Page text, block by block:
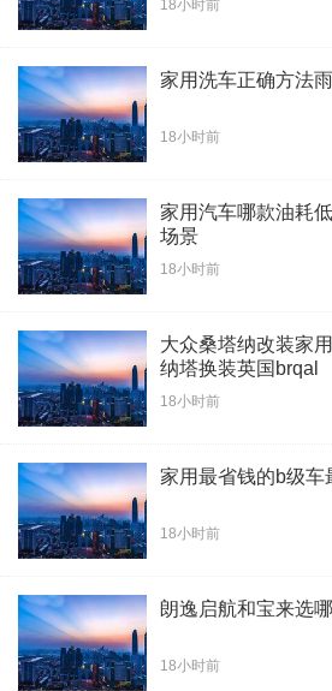
18小时前
家用洗车正确方法
18小时前
家用汽车哪款油耗
场景
18小时前
大众桑塔纳改装家
纳塔换装英国brqal
18小时前
家用最省钱的b级车
18小时前
朗逸启航和宝来选
18小时前